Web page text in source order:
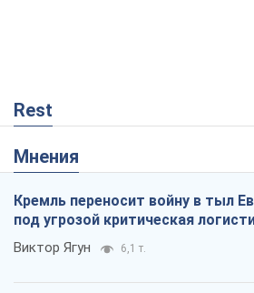
Rest
Мнения
Кремль переносит войну в тыл
под угрозой критическая
Виктор Ягун 6,1 т.